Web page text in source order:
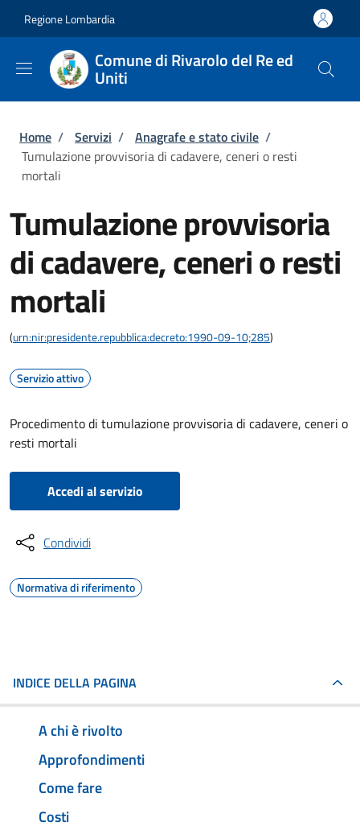
Regione Lombardia
Comune di Rivarolo del Re ed
Uniti
Briciole di pane
Home / Servizi / Anagrafe e stato civile /
Tumulazione provvisoria di cadavere, ceneri o resti
mortali
Tumulazione provvisoria
di cadavere, ceneri o resti
mortali
(urn:nir:presidente.repubblica:decreto:1990-09-10;285)
Servizio attivo
Procedimento di tumulazione provvisoria di cadavere, ceneri o
resti mortali
Accedi al servizio
Condividi
Normativa di riferimento
INDICE DELLA PAGINA
A chi è rivolto
Approfondimenti
Come fare
Costi